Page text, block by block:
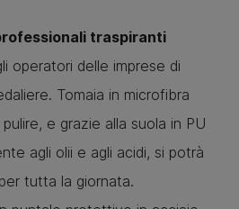
traspiranti
operatori delle imprese di
Tomaia in microfibra
e grazie alla suola in PU
agli olii e agli acidi, si potrà
tutta la giornata.